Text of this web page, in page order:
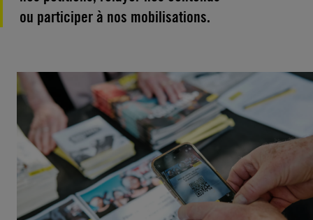
ou participer à nos mobilisations.